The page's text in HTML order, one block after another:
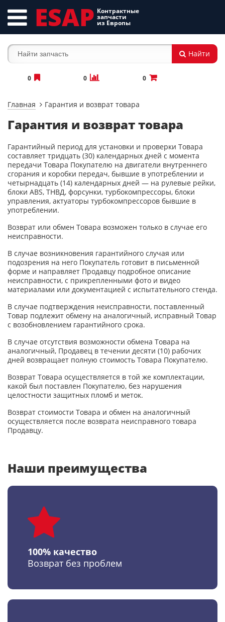
ESAP Контрактные
запчасти
из Европы
Найти
0 0 0
Главная Гарантия и возврат товара
Гарантия и возврат товара
Гарантийный период для установки и проверки Товара
составляет тридцать (30) календарных дней с момента
передачи Товара Покупателю на двигатели внутреннего
сгорания и коробки передач, бывшие в употреблении и
четырнадцать (14) календарных дней — на рулевые рейки,
блоки ABS, ТНВД, форсунки, турбокомпрессоры, блоки
управления, актуаторы турбокомпрессоров бывшие в
употреблении.
Возврат или обмен Товара возможен только в случае его
неисправности.
В случае возникновения гарантийного случая или
подозрения на него Покупатель готовит в письменной
форме и направляет Продавцу подробное описание
неисправности, с прикрепленными фото и видео
материалами или документацией с испытательного стенда.
В случае подтверждения неисправности, поставленный
Товар подлежит обмену на аналогичный, исправный Товар
с возобновлением гарантийного срока.
В случае отсутствия возможности обмена Товара на
аналогичный, Продавец в течении десяти (10) рабочих
дней возвращает полную стоимость Товара Покупателю.
Возврат Товара осуществляется в той же комплектации,
какой был поставлен Покупателю, без нарушения
целостности защитных пломб и меток.
Возврат стоимости Товара и обмен на аналогичный
осуществляется после возврата неисправного товара
Продавцу.
Наши преимущества
100% качество
Возврат без проблем